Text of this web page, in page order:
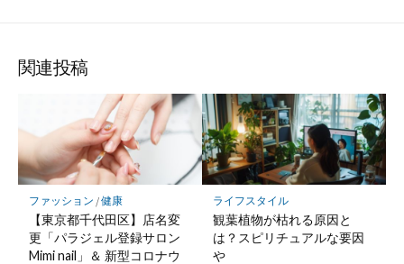
関連投稿
ファッション /健康
【東京都千代田区】店名変
更「パラジェル登録サロン
Mimi nail」＆ 新型コロナウ
ライフスタイル
観葉植物が枯れる原因と
は？スピリチュアルな要因
や